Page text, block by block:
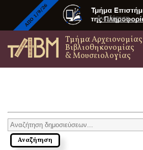
Τμήμα
Βιβλιοθηκονομίας
& Μουσειολογίας